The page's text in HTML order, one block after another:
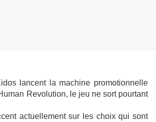
lancent la machine promotionnelle
Revolution, le jeu ne sort pourtant
actuellement sur les choix qui sont